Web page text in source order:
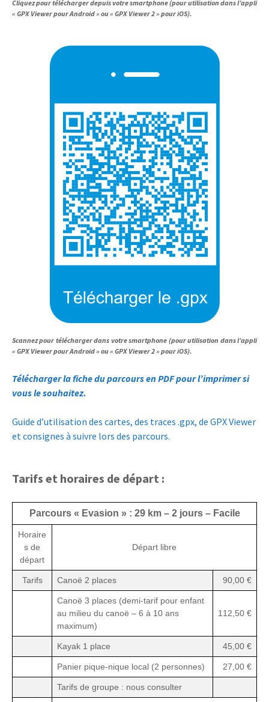
Cliquez pour télécharger depuis votre smartphone (pour utilisation dans l’appli
« GPX Viewer pour Android » ou « GPX Viewer 2 » pour iOS).
Scannez pour télécharger dans votre smartphone (pour utilisation dans l’appli
« GPX Viewer pour Android » ou « GPX Viewer 2 » pour iOS).
Télécharger la fiche du parcours en PDF pour l’imprimer si
vous le souhaitez.
Guide d’utilisation des cartes, des traces .gpx, de GPX Viewer
et consignes à suivre lors des parcours.
Tarifs et horaires de départ :
Parcours « Evasion » : 29 km – 2 jours – Facile
Horaire
s de
départ
Départ libre
Tarifs Canoë 2 places 90,00 €
Canoë 3 places (demi-tarif pour enfant
au milieu du canoë – 6 à 10 ans
maximum)
112,50 €
Kayak 1 place 45,00 €
Panier pique-nique local (2 personnes) 27,00 €
Tarifs de groupe : nous consulter